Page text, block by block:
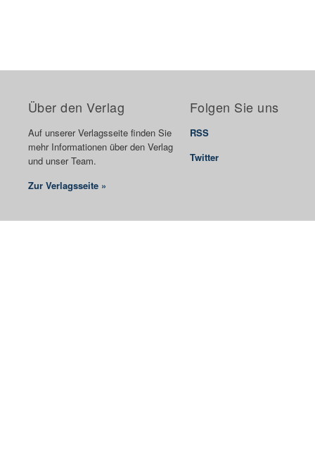
Über den Verlag
Auf unserer Verlagsseite finden Sie
mehr Informationen über den Verlag
und unser Team.
Zur Verlagsseite »
Folgen Sie uns
RSS
Twitter